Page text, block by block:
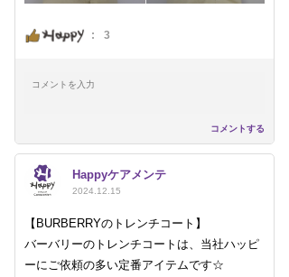
: 3
コメントする
Happyケアメンテ
2024.12.15
【BURBERRYのトレンチコート】
バーバリーのトレンチコートは、当社ハッピ
ーにご依頼の多い定番アイテムです☆